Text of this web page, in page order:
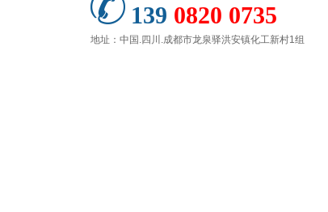
139 0820 0735
地址：中国.四川.成都市龙泉驿洪安镇化工新村1组